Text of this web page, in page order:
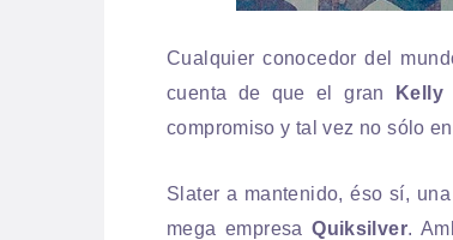
Cualquier conocedor del
cuenta de que el gran
Kelly
compromiso y tal vez no sólo
Slater a mantenido, éso sí,
mega empresaQuiksilver.